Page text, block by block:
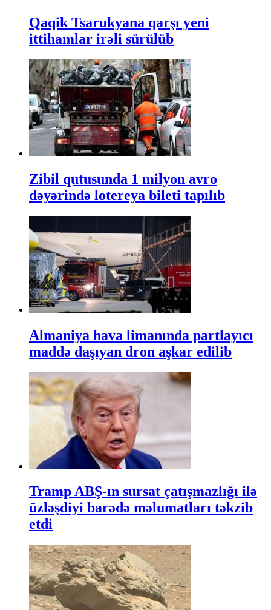
Qaqik Tsarukyana qarşı yeni
ittihamlar irəli sürülüb
Zibil qutusunda 1 milyon avro
dəyərində lotereya bileti tapılıb
Almaniya hava limanında partlayıcı
maddə daşıyan dron aşkar edilib
Tramp ABŞ-ın sursat çatışmazlığı ilə
üzləşdiyi barədə məlumatları təkzib
etdi